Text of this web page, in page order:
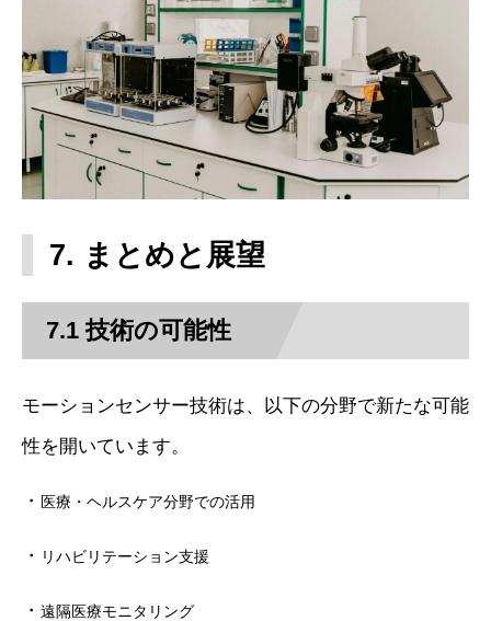
7. まとめと展望
7.1 技術の可能性
モーションセンサー技術は、以下の分野で新たな可能
性を開いています。
・ 医療・ヘルスケア分野での活用
・ リハビリテーション支援
・ 遠隔医療モニタリング